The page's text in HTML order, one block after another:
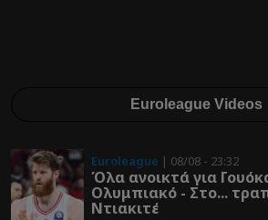
Euroleague Videos
Euroleague | 08/08 - 23:32
Όλα ανοικτά για
Ολυμπιακό - Στο...
Ντιακιτέ